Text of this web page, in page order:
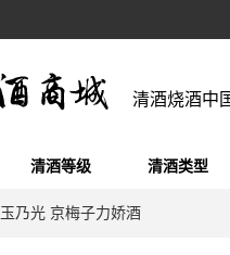
清酒烧酒中
清酒等级 清酒类型
玉乃光 京梅子力娇酒